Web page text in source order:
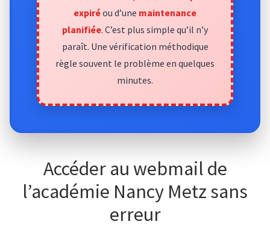
expiréou d’une maintenance
planifiée. C’est plus simple qu’il n’y
paraît. Une vérification méthodique
règle souvent le problème en quelques
minutes.
Accéder au webmail de
l’académie Nancy Metz sans
erreur